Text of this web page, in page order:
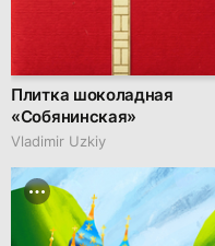
Плитка шоколадная
«Собянинская»
Vladimir Uzkiy